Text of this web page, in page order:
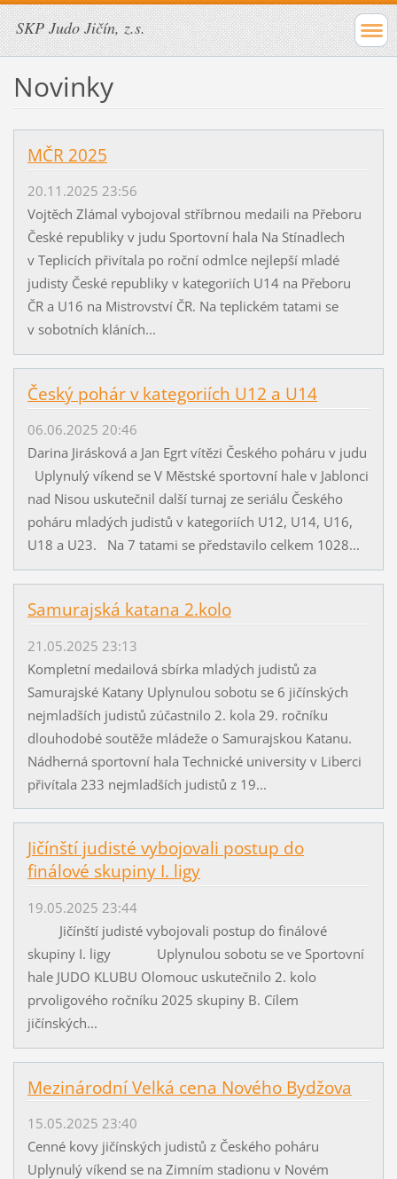
SKP Judo Jičín, z.s.
Novinky
MČR 2025
20.11.2025 23:56
Vojtěch Zlámal vybojoval stříbrnou medaili na Přeboru
České republiky v judu Sportovní hala Na Stínadlech
v Teplicích přivítala po roční odmlce nejlepší mladé
judisty České republiky v kategoriích U14 na Přeboru
ČR a U16 na Mistrovství ČR. Na teplickém tatami se
v sobotních kláních...
Český pohár v kategoriích U12 a U14
06.06.2025 20:46
Darina Jirásková a Jan Egrt vítězi Českého poháru v judu
Uplynulý víkend se V Městské sportovní hale v Jablonci
nad Nisou uskutečnil další turnaj ze seriálu Českého
poháru mladých judistů v kategoriích U12, U14, U16,
U18 a U23. Na 7 tatami se představilo celkem 1028...
Samurajská katana 2.kolo
21.05.2025 23:13
Kompletní medailová sbírka mladých judistů za
Samurajské Katany Uplynulou sobotu se 6 jičínských
nejmladších judistů zúčastnilo 2. kola 29. ročníku
dlouhodobé soutěže mládeže o Samurajskou Katanu.
Nádherná sportovní hala Technické university v Liberci
přivítala 233 nejmladších judistů z 19...
Jičínští judisté vybojovali postup do
finálové skupiny I. ligy
19.05.2025 23:44
Jičínští judisté vybojovali postup do finálové
skupiny I. ligy Uplynulou sobotu se ve Sportovní
hale JUDO KLUBU Olomouc uskutečnilo 2. kolo
prvoligového ročníku 2025 skupiny B. Cílem
jičínských...
Mezinárodní Velká cena Nového Bydžova
15.05.2025 23:40
Cenné kovy jičínských judistů z Českého poháru
Uplynulý víkend se na Zimním stadionu v Novém